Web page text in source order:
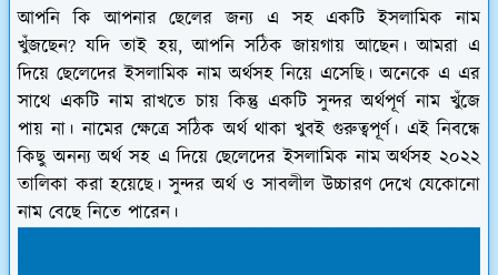
আপনি কি আপনার ছেলের জন্য এ সহ একটি ইসলামিক নাম
খুঁজছেন? যদি তাই হয়, আপনি সঠিক জায়গায় আছেন। আমরা এ
দিয়ে ছেলেদের ইসলামিক নাম অর্থসহ নিয়ে এসেছি। অনেকে এ এর
সাথে একটি নাম রাখতে চায় কিন্তু একটি সুন্দর অর্থপূর্ণ নাম খুঁজে
পায় না। নামের ক্ষেত্রে সঠিক অর্থ থাকা খুবই গুরুত্বপূর্ণ। এই নিবন্ধে
কিছু অনন্য অর্থ সহ এ দিয়ে ছেলেদের ইসলামিক নাম অর্থসহ ২০২২
তালিকা করা হয়েছে। সুন্দর অর্থ ও সাবলীল উচ্চারণ দেখে যেকোনো
নাম বেছে নিতে পারেন।